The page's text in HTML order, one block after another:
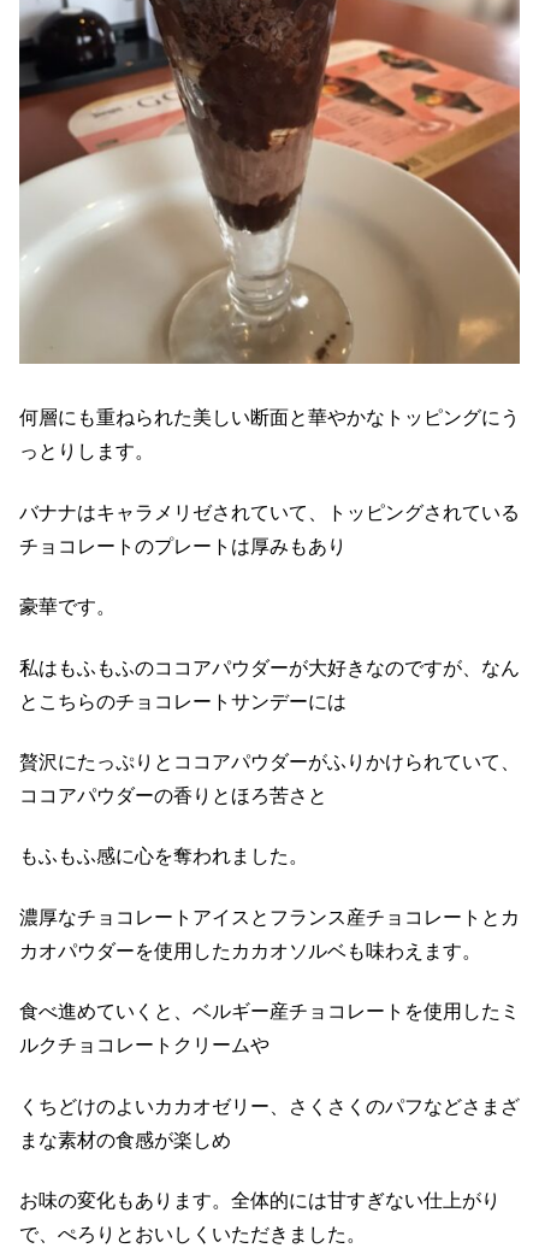
何層にも重ねられた美しい断面と華やかなトッピングにう
っとりします。
バナナはキャラメリゼされていて、トッピングされている
チョコレートのプレートは厚みもあり
豪華です。
私はもふもふのココアパウダーが大好きなのですが、なん
とこちらのチョコレートサンデーには
贅沢にたっぷりとココアパウダーがふりかけられていて、
ココアパウダーの香りとほろ苦さと
もふもふ感に心を奪われました。
濃厚なチョコレートアイスとフランス産チョコレートとカ
カオパウダーを使用したカカオソルベも味わえます。
食べ進めていくと、ベルギー産チョコレートを使用したミ
ルクチョコレートクリームや
くちどけのよいカカオゼリー、さくさくのパフなどさまざ
まな素材の食感が楽しめ
お味の変化もあります。全体的には甘すぎない仕上がり
で、ぺろりとおいしくいただきました。